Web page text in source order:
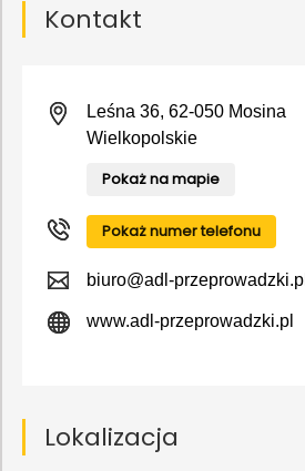
Kontakt
Leśna 36, 62-050 Mosina
Wielkopolskie
Pokaż na mapie
Pokaż numer telefonu
biuro@adl-przeprowadzki.pl
www.adl-przeprowadzki.pl
Lokalizacja